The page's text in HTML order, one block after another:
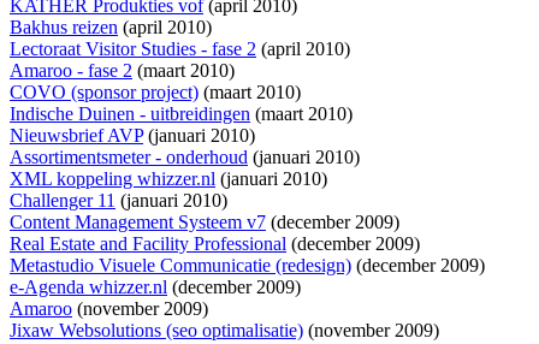
KATHER Produkties vof(april 2010)
Bakhus reizen (april 2010)
Lectoraat Visitor Studies - fase 2 (april 2010)
Amaroo - fase 2 (maart 2010)
COVO (sponsor project) (maart 2010)
Indische Duinen - uitbreidingen (maart 2010)
Nieuwsbrief AVP(januari 2010)
Assortimentsmeter - onderhoud (januari 2010)
XML koppeling whizzer.nl (januari 2010)
Challenger 11 (januari 2010)
Content Management Systeem v7 (december 2009)
Real Estate and Facility Professional (december 2009)
Metastudio Visuele Communicatie (redesign) (december 2009)
e-Agenda whizzer.nl (december 2009)
Amaroo (november 2009)
Jixaw Websolutions (seo optimalisatie) (november 2009)